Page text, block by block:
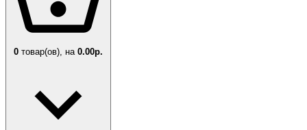
0 товар(ов), на 0.00р.